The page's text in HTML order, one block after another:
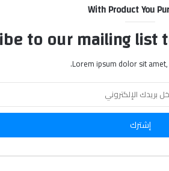
With Product You
to our mailing list
Lorem ipsum dolor sit